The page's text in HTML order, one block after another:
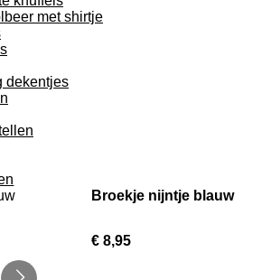
met shirtje
dekentjes
Broekje nijntje blauw
€ 8,95